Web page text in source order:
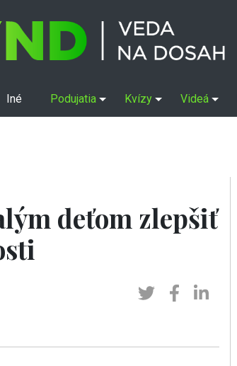
Iné Podujatia Kvízy Videá
deťom zlepšiť